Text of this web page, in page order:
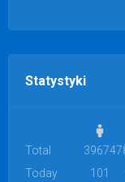
Statystyki
Total 39674
Today
101